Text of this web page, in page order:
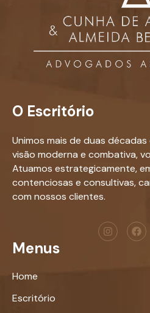
O Escritório
Unimos mais de duas
visão moderna e combativa,
Atuamos estrategicamente,
contenciosas e consultivas,
com nossos clientes.
Menus
Home
Escritório